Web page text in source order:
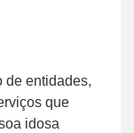
de entidades,
que
idosa